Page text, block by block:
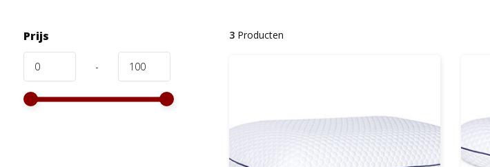
Prijs
-
3Producten